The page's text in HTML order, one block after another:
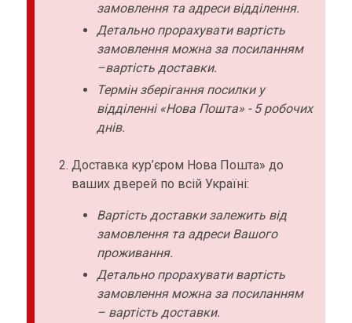
замовлення та адреси відділення.
Детально прорахувати вартість
замовлення можна за посиланням
–вартість доставки.
Термін зберігання посилки у
відділенні «Нова Пошта» - 5 робочих
днів.
Доставка кур’єром Нова Пошта» до
ваших дверей по всій Україні:
Вартість доставки залежить від
замовлення та адреси Вашого
проживання.
Детально прорахувати вартість
замовлення можна за посиланням
– вартість доставки.